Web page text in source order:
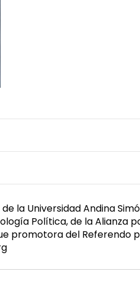
la Universidad Andina
Política, de la Alianza
promotora del Referendo